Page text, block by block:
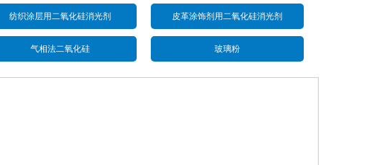
纺织涂层用二氧化硅消光剂 皮革涂饰剂用二氧化硅消光剂
气相法二氧化硅 玻璃粉